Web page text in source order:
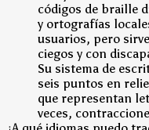
códigos de braille
y ortografías
usuarios, pero
ciegos y con
Su sistema de
seis puntos en
que representan
veces,